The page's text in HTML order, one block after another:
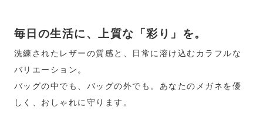
毎日の生活に、上質な「彩り」を。
洗練されたレザーの質感と、日常に溶け込むカラフルな
バリエーション。
バッグの中でも、バッグの外でも。あなたのメガネを優
しく、おしゃれに守ります。